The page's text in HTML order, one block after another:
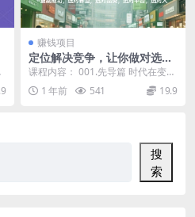
赚钱项目
定位解决竞争，让你做对选
择，复制成功，选对赛道，选
对品类，选对平台，选对人
课程内容： 001.先导篇 时代在变
企业如何改变?_ev(1).mp4 002...
1 年前 541 19.9
搜
索